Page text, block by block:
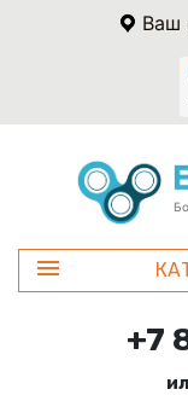
Ваш
+7